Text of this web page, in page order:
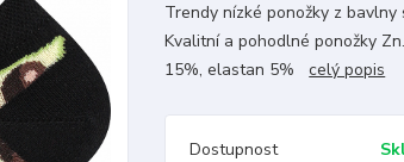
Trendy nízké ponožky z
Kvalitní a pohodlné ponožky
15%, elastan 5%celý popis
Dostupnost